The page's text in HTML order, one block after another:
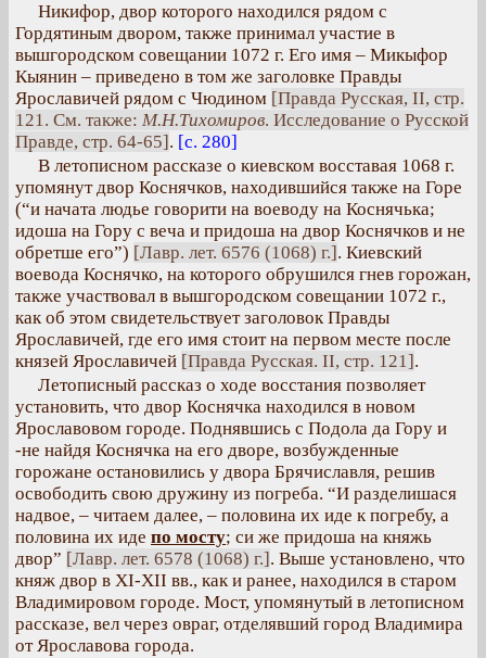
Никифор, двор которого находился рядом с
Гордятиным двором, также принимал участие в
вышгородском совещании 1072 г. Его имя – Микыфор
Кыянин – приведено в том же заголовке Правды
Ярославичей рядом с Чюдином [Правда Русская, II, стр.
121. См. также: М.Н.Тихомиров. Исследование о Русской
Правде, стр. 64-65]. [с. 280]
В летописном рассказе о киевском восставая 1068 г.
упомянут двор Коснячков, находившийся также на Горе
(“и начата людье говорити на воеводу на Коснячька;
идоша на Гору с веча и придоша на двор Коснячков и не
обретше его”) [Лавр. лет. 6576 (1068) г.]. Киевский
воевода Коснячко, на которого обрушился гнев горожан,
также участвовал в вышгородском совещании 1072 г.,
как об этом свидетельствует заголовок Правды
Ярославичей, где его имя стоит на первом месте после
князей Ярославичей [Правда Русская. II, стр. 121].
Летописный рассказ о ходе восстания позволяет
установить, что двор Коснячка находился в новом
Ярославовом городе. Поднявшись с Подола да Гору и
-не найдя Коснячка на его дворе, возбужденные
горожане остановились у двора Брячиславля, решив
освободить свою дружину из погреба. “И разделишася
надвое, – читаем далее, – половина их иде к погребу, а
половина их иде по мосту; си же придоша на княжь
двор” [Лавр. лет. 6578 (1068) г.]. Выше установлено, что
княж двор в XI-XII вв., как и ранее, находился в старом
Владимировом городе. Мост, упомянутый в летописном
рассказе, вел через овраг, отделявший город Владимира
от Ярославова города.